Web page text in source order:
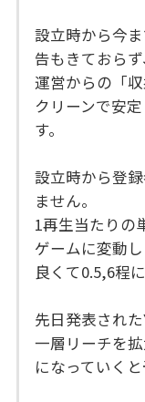
設立時から今
告もきておら
運営からの「
クリーンで安
す。
設立時から登
ません。
1再生当たりの
ゲームに変動
良くて0.5,6程
先日発表され
一層リーチを
になっていくと